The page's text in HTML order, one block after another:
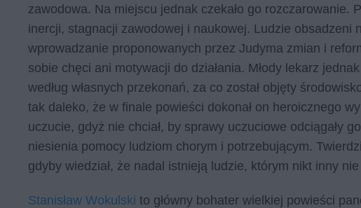
zawodowa. Na miejscu jednak czekało go rozczarowanie.
inercji, stagnacji zawodowej i naukowej. Ludzie obsadzeni
wprowadzanie proponowanych przez Judyma zmian i
sobie chęci ani motywacji do działania. Młody lekarz
według własnych przekonań, za co został objęty
tak daleko, że w finale powieści dokonał on heroicznego
uczucie, gdyż nie chciał, by sprawy uczuciowe odciągały
niesienia pomocy ludziom chorym i potrzebującym.
gdyby wiedział, że nadal istnieją ludzie, którym nikt inny
Stanisław Wokulski to główny bohater wielkiej powieści